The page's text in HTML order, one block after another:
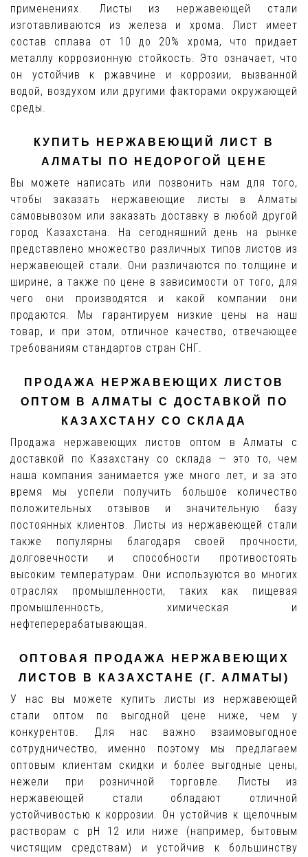
применениях. Листы из нержавеющей стали
изготавливаются из железа и хрома. Лист имеет
состав сплава от 10 до 20% хрома, что придает
металлу коррозионную стойкость. Это означает, что
он устойчив к ржавчине и коррозии, вызванной
водой, воздухом или другими факторами окружающей
среды.
КУПИТЬ НЕРЖАВЕЮЩИЙ ЛИСТ В
АЛМАТЫ ПО НЕДОРОГОЙ ЦЕНЕ
Вы можете написать или позвонить нам для того,
чтобы заказать нержавеющие листы в Алматы
самовывозом или заказать доставку в любой другой
город Казахстана. На сегодняшний день на рынке
представлено множество различных типов листов из
нержавеющей стали. Они различаются по толщине и
ширине, а также по цене в зависимости от того, для
чего они производятся и какой компании они
продаются. Мы гарантируем низкие цены на наш
товар, и при этом, отличное качество, отвечающее
требованиям стандартов стран СНГ.
ПРОДАЖА НЕРЖАВЕЮЩИХ ЛИСТОВ
ОПТОМ В АЛМАТЫ С ДОСТАВКОЙ ПО
КАЗАХСТАНУ СО СКЛАДА
Продажа нержавеющих листов оптом в Алматы с
доставкой по Казахстану со склада — это то, чем
наша компания занимается уже много лет, и за это
время мы успели получить большое количество
положительных отзывов и значительную базу
постоянных клиентов. Листы из нержавеющей стали
также популярны благодаря своей прочности,
долговечности и способности противостоять
высоким температурам. Они используются во многих
отраслях промышленности, таких как пищевая
промышленность, химическая и
нефтеперерабатывающая.
ОПТОВАЯ ПРОДАЖА НЕРЖАВЕЮЩИХ
ЛИСТОВ В КАЗАХСТАНЕ (Г. АЛМАТЫ)
У нас вы можете купить листы из нержавеющей
стали оптом по выгодной цене ниже, чем у
конкурентов. Для нас важно взаимовыгодное
сотрудничество, именно поэтому мы предлагаем
оптовым клиентам скидки и более выгодные цены,
нежели при розничной торговле. Листы из
нержавеющей стали обладают отличной
устойчивостью к коррозии. Он устойчив к щелочным
растворам с pH 12 или ниже (например, бытовым
чистящим средствам) и устойчив к большинству